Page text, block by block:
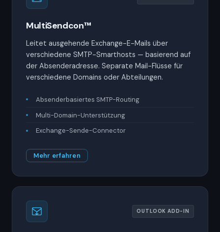
MultiSendcon™
Leitet ausgehende Exchange-E-Mails über
verschiedene SMTP-Smarthosts — basierend auf
der Absenderadresse. Separate Mail-Flüsse für
verschiedene Domains oder Abteilungen.
Absenderbasiertes SMTP-Routing
Multi-Domain-Unterstützung
Exchange-Sende-Connector
Mehr erfahren
OUTLOOK ADD-IN